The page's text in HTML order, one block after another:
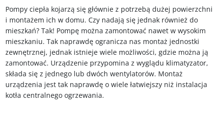
Pompy ciepła kojarzą się głównie z potrzebą dużej powierzchni
i montażem ich w domu. Czy nadają się jednak również do
mieszkań? Tak! Pompę można zamontować nawet w wysokim
mieszkaniu. Tak naprawdę ogranicza nas montaż jednostki
zewnętrznej, jednak istnieje wiele możliwości, gdzie można ją
zamontować. Urządzenie przypomina z wyglądu klimatyzator,
składa się z jednego lub dwóch wentylatorów. Montaż
urządzenia jest tak naprawdę o wiele łatwiejszy niż instalacja
kotła centralnego ogrzewania.